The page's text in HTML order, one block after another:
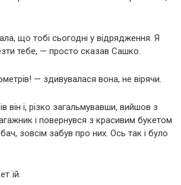
що тобі сьогодні у відрядження. Я
тебе, — просто сказав Сашко.
— здивувалася вона, не вірячи.
він і, різко загальмувавши, вийшов з
і повернувся з красивим букетом
зовсім забув про них. Ось так і було
їй.